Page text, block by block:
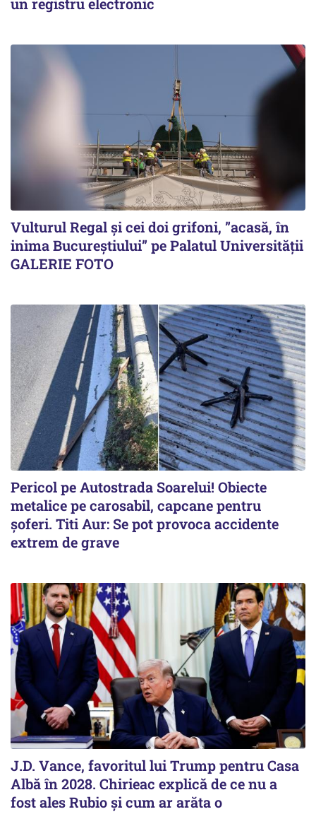
Vulturul Regal și cei doi grifoni, ”acasă, în
inima Bucureștiului” pe Palatul Universității
GALERIE FOTO
Pericol pe Autostrada Soarelui! Obiecte
metalice pe carosabil, capcane pentru
șoferi. Titi Aur: Se pot provoca accidente
extrem de grave
J.D. Vance, favoritul lui Trump pentru Casa
Albă în 2028. Chirieac explică de ce nu a
fost ales Rubio și cum ar arăta o